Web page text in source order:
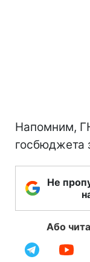
Напомним,
госбюджета
Не
Або